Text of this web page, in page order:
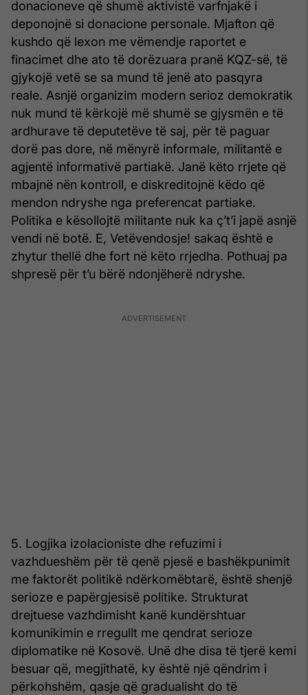
donacioneve që shumë aktivistë varfnjakë i
deponojnë si donacione personale. Mjafton që
kushdo që lexon me vëmendje raportet e
finacimet dhe ato të dorëzuara pranë KQZ-së, të
gjykojë vetë se sa mund të jenë ato pasqyra
reale. Asnjë organizim modern serioz demokratik
nuk mund të kërkojë më shumë se gjysmën e të
ardhurave të deputetëve të saj, për të paguar
dorë pas dore, në mënyrë informale, militantë e
agjentë informativë partiakë. Janë këto rrjete që
mbajnë nën kontroll, e diskreditojnë këdo që
mendon ndryshe nga preferencat partiake.
Politika e kësollojtë militante nuk ka ç’t’i japë asnjë
vendi në botë. E, Vetëvendosje! sakaq është e
zhytur thellë dhe fort në këto rrjedha. Pothuaj pa
shpresë për t’u bërë ndonjëherë ndryshe.
5. Logjika izolacioniste dhe refuzimi i
vazhdueshëm për të qenë pjesë e bashëkpunimit
me faktorët politikë ndërkomëbtarë, është shenjë
serioze e papërgjesisë politike. Strukturat
drejtuese vazhdimisht kanë kundërshtuar
komunikimin e rregullt me qendrat serioze
diplomatike në Kosovë. Unë dhe disa të tjerë kemi
besuar që, megjithatë, ky është një qëndrim i
përkohshëm, qasje që gradualisht do të